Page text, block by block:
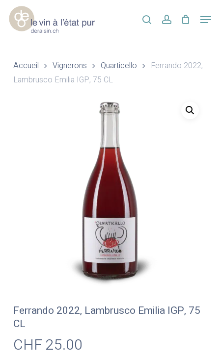
Skip
main
content
searchaccount
Accueil Vignerons Quarticello
Ferrando 2022,
Lambrusco Emilia IGP, 75 CL
Ferrando 2022, Lambrusco Emilia IGP, 75
CL
CHF 25.00
Menu